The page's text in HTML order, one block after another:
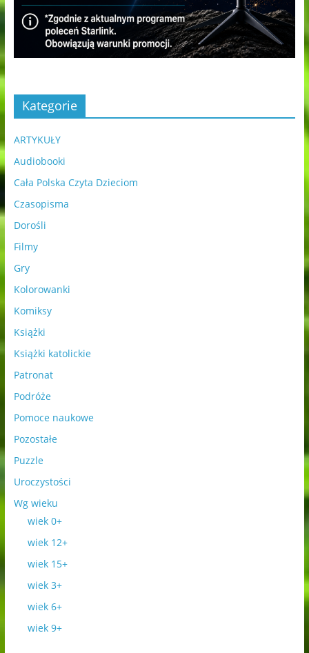
Kategorie
ARTYKUŁY
Audiobooki
Cała Polska Czyta Dzieciom
Czasopisma
Dorośli
Filmy
Gry
Kolorowanki
Komiksy
Książki
Książki katolickie
Patronat
Podróże
Pomoce naukowe
Pozostałe
Puzzle
Uroczystości
Wg wieku
wiek 0+
wiek 12+
wiek 15+
wiek 3+
wiek 6+
wiek 9+